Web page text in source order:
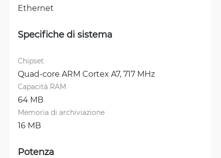
Ethernet
Specifiche di sistema
Chipset
Quad-core ARM Cortex A7, 717 MHz
Capacità RAM
64 MB
Memoria di archiviazione
16 MB
Potenza